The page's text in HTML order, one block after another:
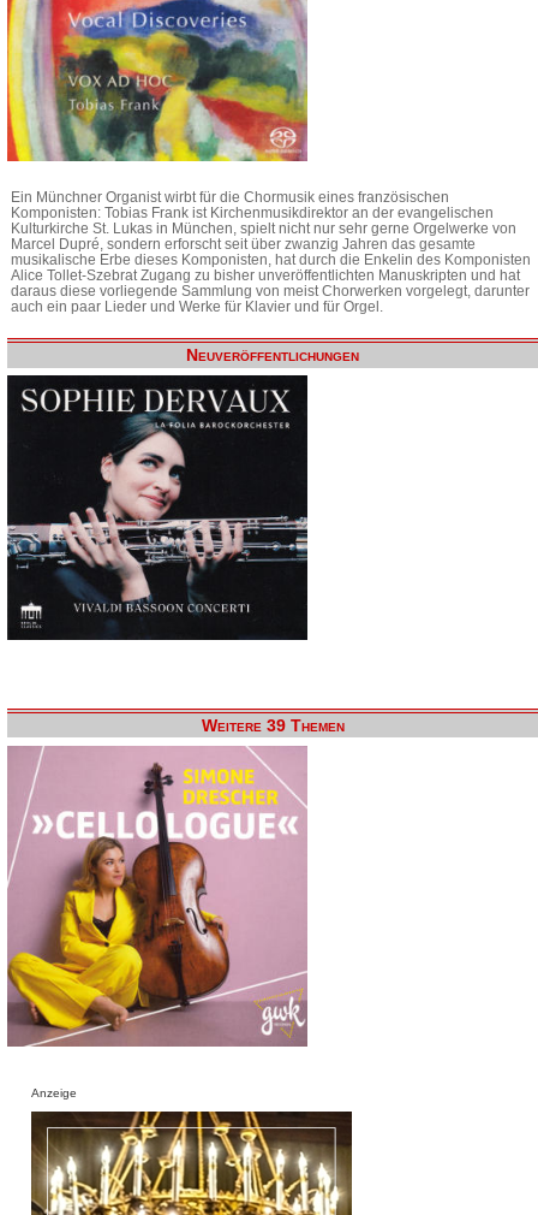
Ein Münchner Organist wirbt für die Chormusik eines französischen
Komponisten: Tobias Frank ist Kirchenmusikdirektor an der evangelischen
Kulturkirche St. Lukas in München, spielt nicht nur sehr gerne Orgelwerke von
Marcel Dupré, sondern erforscht seit über zwanzig Jahren das gesamte
musikalische Erbe dieses Komponisten, hat durch die Enkelin des Komponisten
Alice Tollet-Szebrat Zugang zu bisher unveröffentlichten Manuskripten und hat
daraus diese vorliegende Sammlung von meist Chorwerken vorgelegt, darunter
auch ein paar Lieder und Werke für Klavier und für Orgel.
Neuveröffentlichungen
Weitere 39 Themen
Anzeige